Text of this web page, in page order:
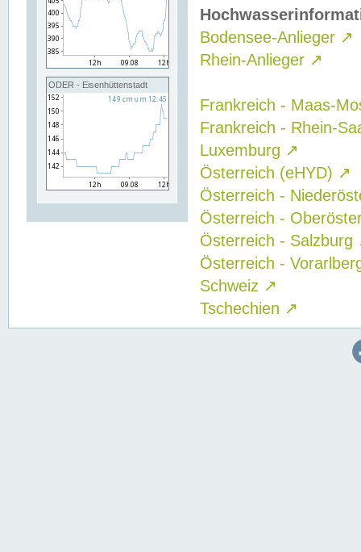
ODER - Eisenhüttenstadt
Bodensee-Anlieger ↗
Rhein-Anlieger ↗
Frankreich - Maas-
Frankreich - Rhein-
Luxemburg ↗
Österreich (eHYD) ↗
Österreich -
Österreich -
Österreich - Salzburg
Österreich -
Schweiz ↗
Tschechien ↗